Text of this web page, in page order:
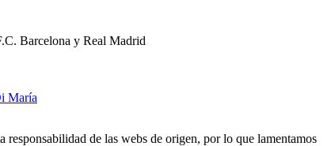
Barcelona y Real Madrid
María
de las webs de origen, por lo que lamentamos